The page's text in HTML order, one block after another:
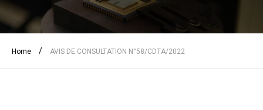
Home / AVIS DE CONSULTATION N°58/CDTA/2022